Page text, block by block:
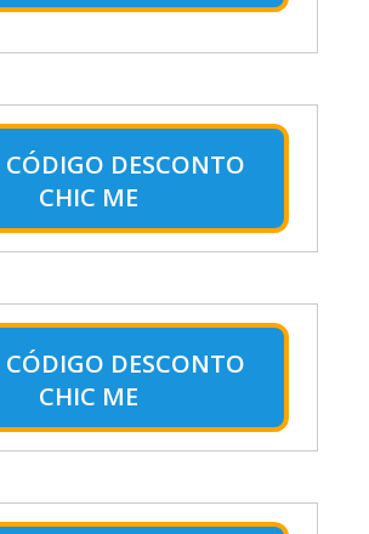
CÓDIGO DESCONTO
CHIC ME
CÓDIGO DESCONTO
CHIC ME